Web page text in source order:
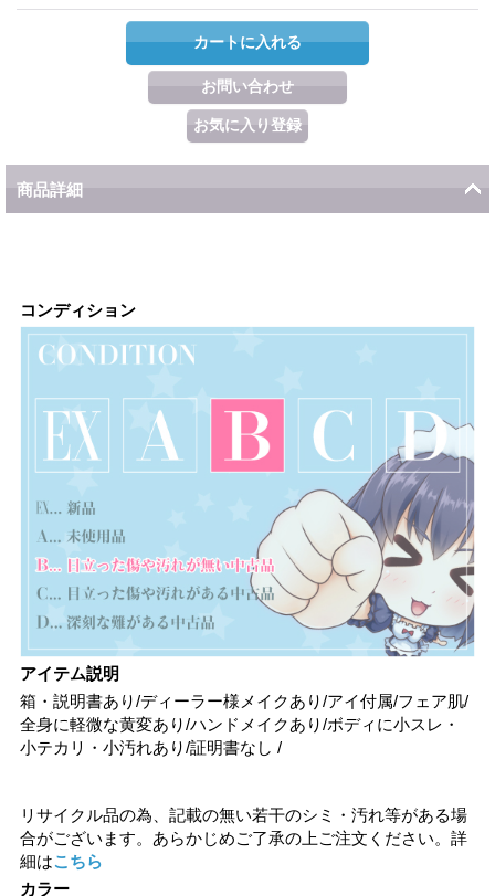
商品詳細
コンディション
アイテム説明
箱・説明書あり/ディーラー様メイクあり/アイ付属/フェア肌/
全身に軽微な黄変あり/ハンドメイクあり/ボディに小スレ・
小テカリ・小汚れあり/証明書なし /
リサイクル品の為、記載の無い若干のシミ・汚れ等がある場
合がございます。あらかじめご了承の上ご注文ください。詳
細はこちら
カラー